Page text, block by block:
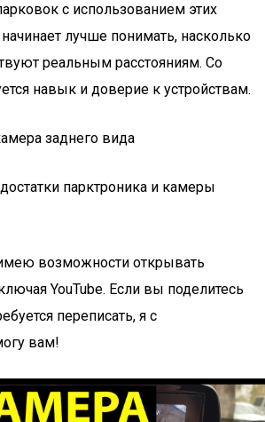
с использованием этих
лучше понимать, насколько
реальным расстояниям. Со
навык и доверие к устройствам.
парктроника и камеры
возможности открывать
YouTube. Если вы поделитесь
переписать, я с
вам!